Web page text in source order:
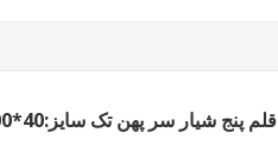
قلم پنج شیار سر پهن تک سایز:40*300*18